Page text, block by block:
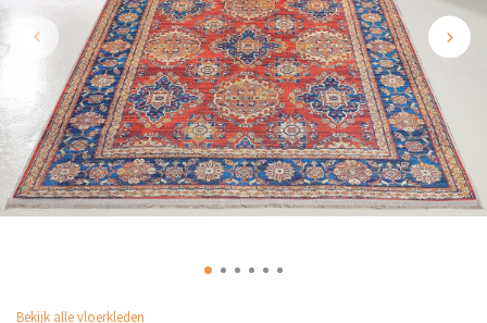
Bekijk alle vloerkleden